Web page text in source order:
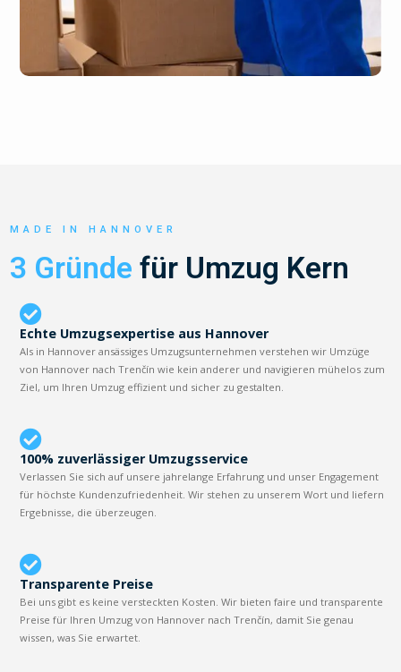
MADE IN HANNOVER
3 Gründe für Umzug Kern
Echte Umzugsexpertise aus Hannover
Als in Hannover ansässiges Umzugsunternehmen verstehen wir Umzüge
von Hannover nach Trenčín wie kein anderer und navigieren mühelos zum
Ziel, um Ihren Umzug effizient und sicher zu gestalten.
100% zuverlässiger Umzugsservice
Verlassen Sie sich auf unsere jahrelange Erfahrung und unser Engagement
für höchste Kundenzufriedenheit. Wir stehen zu unserem Wort und liefern
Ergebnisse, die überzeugen.
Transparente Preise
Bei uns gibt es keine versteckten Kosten. Wir bieten faire und transparente
Preise für Ihren Umzug von Hannover nach Trenčín, damit Sie genau
wissen, was Sie erwartet.